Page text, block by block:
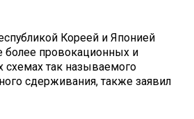
Кореей и Японией
более провокационных и
схемах так называемого
сдерживания, также заявил